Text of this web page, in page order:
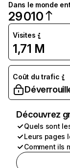
Dans le monde
29 010
Visites
1,71 M
Coût du trafic
Découvrez
Quels sont
Leurs pages
Comment ils